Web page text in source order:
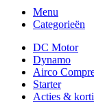
Menu
Categorieën
DC Motor
Dynamo
Airco
Starter
Acties &